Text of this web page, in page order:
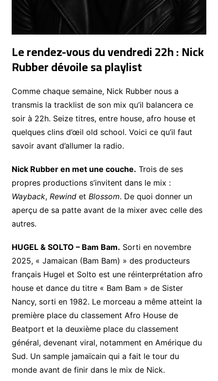
Le rendez-vous du vendredi 22h : Nick
Rubber dévoile sa playlist
Comme chaque semaine, Nick Rubber nous a
transmis la tracklist de son mix qu’il balancera ce
soir à 22h. Seize titres, entre house, afro house et
quelques clins d’œil old school. Voici ce qu’il faut
savoir avant d’allumer la radio.
Nick Rubber en met une couche. Trois de ses
propres productions s’invitent dans le mix :
Wayback, Rewindet Blossom. De quoi donner un
aperçu de sa patte avant de la mixer avec celle des
autres.
HUGEL & SOLTO – Bam Bam. Sorti en novembre
2025, « Jamaican (Bam Bam) » des producteurs
français Hugel et Solto est une réinterprétation afro
house et dance du titre « Bam Bam » de Sister
Nancy, sorti en 1982. Le morceau a même atteint la
première place du classement Afro House de
Beatport et la deuxième place du classement
général, devenant viral, notamment en Amérique du
Sud. Un sample jamaïcain qui a fait le tour du
monde avant de finir dans le mix de Nick.